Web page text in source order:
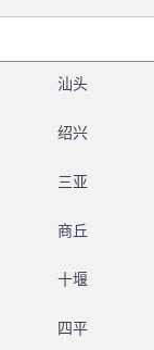
汕头
绍兴
三亚
商丘
十堰
四平